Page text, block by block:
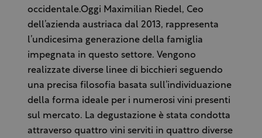
occidentale.Oggi Maximilian Riedel, Ceo
dell’azienda austriaca dal 2013, rappresenta
l’undicesima generazione della famiglia
impegnata in questo settore. Vengono
realizzate diverse linee di bicchieri seguendo
una precisa filosofia basata sull’individuazione
della forma ideale per i numerosi vini presenti
sul mercato. La degustazione è stata condotta
attraverso quattro vini serviti in quattro diverse